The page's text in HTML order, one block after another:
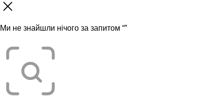
Ми не знайшли нічого за запитом “”